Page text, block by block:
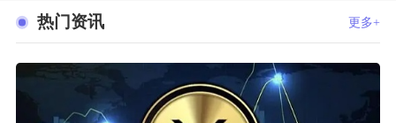
热门资讯 更多+